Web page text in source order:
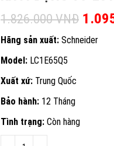
1.826.000VNĐ Giá
Hãng sản xuất: Schneider
Model: LC1E65Q5
Xuất xứ: Trung Quốc
Bảo hành: 12 Tháng
Tình trạng: Còn hàng